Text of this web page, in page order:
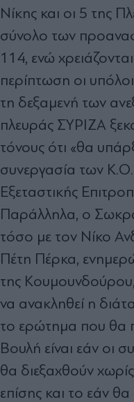
Νίκης και οι 5 της
σύνολο των
114, ενώ
περίπτωση οι
τη δεξαµενή των
πλευράς ΣΥΡΙΖΑ
τόνους ότι «θα
συνεργασία των
Εξεταστικής
Παράλληλα, ο
τόσο µε τον Νίκο
Πέτη Πέρκα,
της
να ανακληθεί η
το ερώτηµα που θα
Βουλή είναι εάν οι
θα διεξαχθούν
επίσης και το εάν